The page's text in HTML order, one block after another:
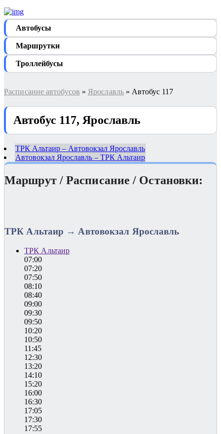
Автобуcы
Маршрутки
Троллейбусы
Расписание автобусов » Ярославль» Автобус 117
Автобус 117, Ярославль
ТРК Альтаир – Автовокзал Ярославль
Автовокзал Ярославль – ТРК Альтаир
Маршрут / Расписание / Остановки:
ТРК Альтаир → Автовокзал Ярославль
ТРК Альтаир
07:00
07:20
07:50
08:10
08:40
09:00
09:30
09:50
10:20
10:50
11:45
12:30
13:20
14:10
15:20
16:00
16:30
17:05
17:30
17:55